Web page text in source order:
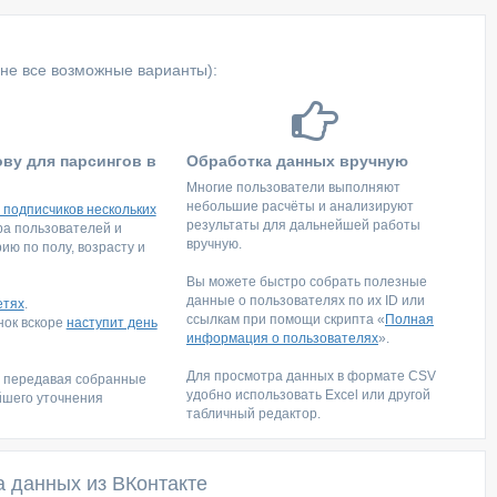
все возможные варианты):
для парсингов в
нескольких
пользователей и
по полу, возрасту и
.
вскоре наступит день
собранные
уточнения
Обработка данных вручную
Многие пользователи выполняют
небольшие расчёты и анализируют
результаты для дальнейшей работы
вручную.
Вы можете быстро собрать полезные
данные о пользователях по их ID или
ссылкам при помощи скрипта « Полная
информация о пользователях».
Для просмотра данных в формате CSV
удобно использовать Excel или другой
табличный редактор.
из ВКонтакте